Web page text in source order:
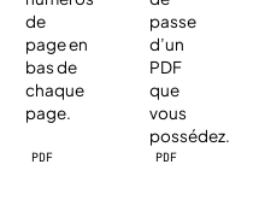
de
page en
bas de
chaque
page.
PDF
passe
d’un
PDF
que
vous
possédez.
PDF